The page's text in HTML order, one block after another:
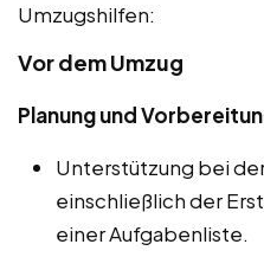
Umzugshilfen:
Vor dem Umzug
Planung und
Unterstützung bei
einschließlich der
einer Aufgabenliste.